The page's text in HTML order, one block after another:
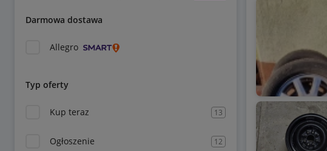
Darmowa dostawa
Allegro
Typ oferty
Kup teraz 13
Ogłoszenie 12